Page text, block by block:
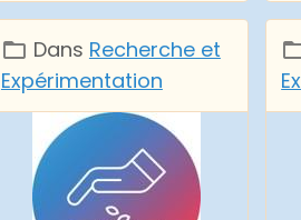
Dans Recherche et
Expérimentation